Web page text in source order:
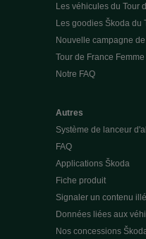
Les véhicules du Tour
Les goodies Škoda du
Nouvelle campagne
Tour de France
Notre FAQ
Autres
Système de lanceur
FAQ
Applications Škoda
Fiche produit
Signaler un contenu
Données liées aux
Nos concessions